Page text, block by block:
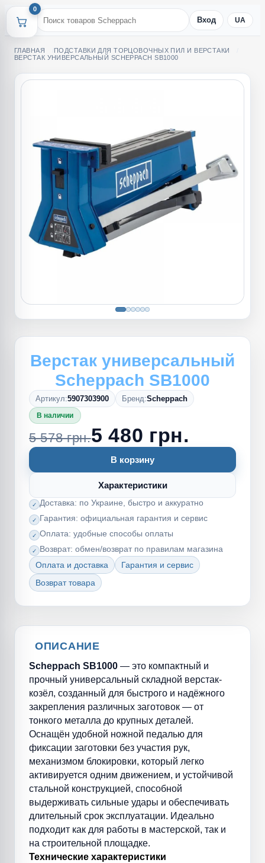
0
Вход UA
ГЛАВНАЯ
ПОДСТАВКИ ДЛЯ ТОРЦОВОЧНЫХ ПИЛ И ВЕРСТАКИ
ВЕРСТАК УНИВЕРСАЛЬНЫЙ SCHEPPACH SB1000
Верстак универсальный
Scheppach SB1000
Артикул:5907303900 Бренд:Scheppach
В наличии
5 578 грн.5 480 грн.
В корзину
Характеристики
Доставка: по Украине, быстро и аккуратно
Гарантия: официальная гарантия и сервис
Оплата: удобные способы оплаты
Возврат: обмен/возврат по правилам магазина
Оплата и доставка
Гарантия и сервис
Возврат товара
ОПИСАНИЕ
Scheppach SB1000 — это компактный и
прочный универсальный складной верстак-
козёл, созданный для быстрого и надёжного
закрепления различных заготовок — от
тонкого металла до крупных деталей.
Оснащён удобной ножной педалью для
фиксации заготовки без участия рук,
механизмом блокировки, который легко
активируется одним движением, и устойчивой
стальной конструкцией, способной
выдерживать сильные удары и обеспечивать
длительный срок эксплуатации. Идеально
подходит как для работы в мастерской, так и
на строительной площадке.
Технические характеристики